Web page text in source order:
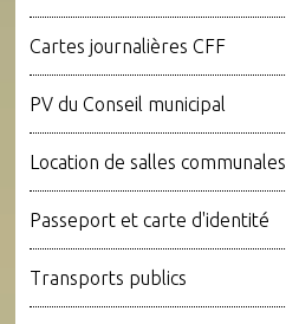
Cartes journalières CFF
PV du Conseil municipal
Location de salles communales
Passeport et carte d'identité
Transports publics